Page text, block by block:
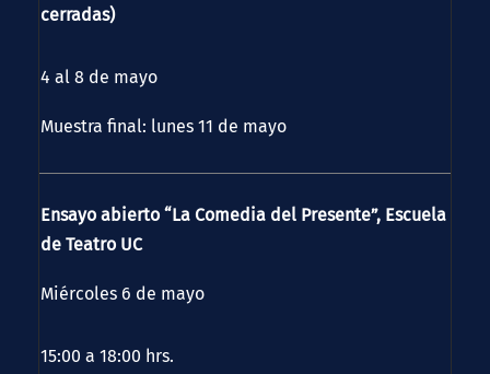
cerradas)
4 al 8 de mayo
Muestra final: lunes 11 de mayo
Ensayo abierto “La Comedia del Presente”, Escuela
de Teatro UC
Miércoles 6 de mayo
15:00 a 18:00 hrs.